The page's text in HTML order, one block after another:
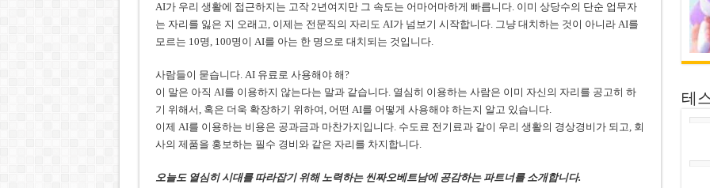
AI가 우리 생활에 접근하지는 고작 2년여지만 그 속도는 어마어마하게 빠릅니다. 이미 상당수의 단순 업무자
는 자리를 잃은 지 오래고, 이제는 전문직의 자리도 AI가 넘보기 시작합니다. 그냥 대치하는 것이 아니라 AI를
모르는 10명, 100명이 AI를 아는 한 명으로 대치되는 것입니다.
사람들이 묻습니다. AI 유료로 사용해야 해?
이 말은 아직 AI를 이용하지 않는다는 말과 같습니다. 열심히 이용하는 사람은 이미 자신의 자리를 공고히 하
기 위해서, 혹은 더욱 확장하기 위하여, 어떤 AI를 어떻게 사용해야 하는지 알고 있습니다.
이제 AI를 이용하는 비용은 공과금과 마찬가지입니다. 수도료 전기료과 같이 우리 생활의 경상경비가 되고, 회
사의 제품을 홍보하는 필수 경비와 같은 자리를 차지합니다.
오늘도 열심히 시대를 따라잡기 위해 노력하는 씬짜오베트남에 공감하는 파트너를 소개합니다.
테